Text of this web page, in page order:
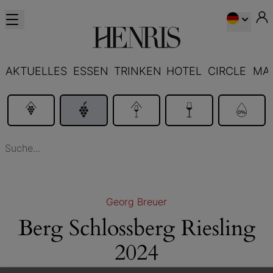
AKTUELLES ESSEN TRINKEN HOTEL CIRCLE
Georg Breuer
Berg Schlossberg Riesling
2024